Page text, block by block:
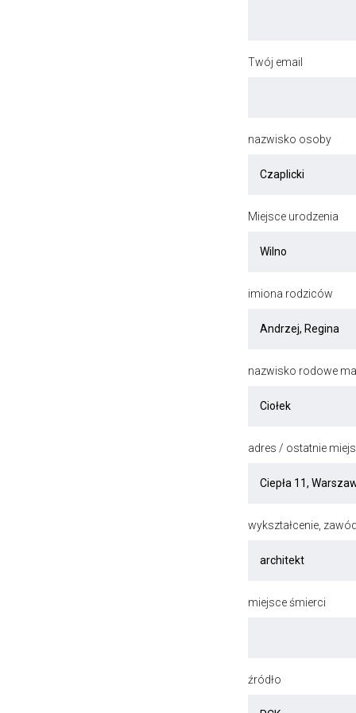
Twój email
nazwisko osoby
Miejsce urodzenia
imiona rodziców
nazwisko rodowe
adres / ostatnie
wykształcenie,
miejsce śmierci
źródło